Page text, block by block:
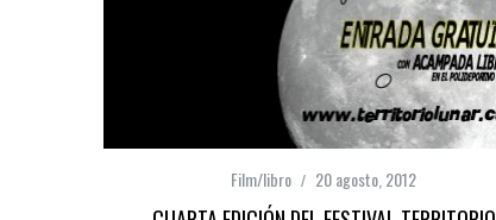
Film/libro 20 agosto, 2012